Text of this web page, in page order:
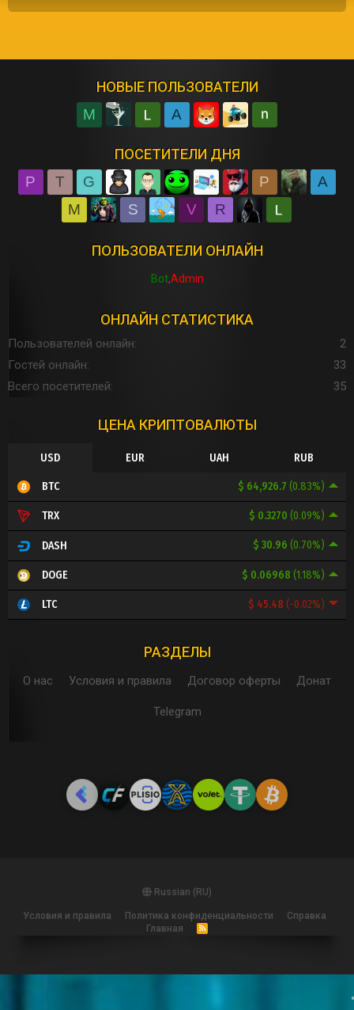
НОВЫЕ ПОЛЬЗОВАТЕЛИ
M A
ПОСЕТИТЕЛИ ДНЯ
P T G P
A
M
S V R
ПОЛЬЗОВАТЕЛИ ОНЛАЙН
Bot Admin
ОНЛАЙН СТАТИСТИКА
Пользователей онлайн
2
Гостей онлайн
33
Всего посетителей
35
ЦЕНА КРИПТОВАЛЮТЫ
USD EUR UAH RUB
$ 64,926.7 (0.83%)
BTC
$ 0.3270 (0.09%)
TRX
$ 30.96 (0.70%)
DASH
$ 0.06968 (1.18%)
DOGE
$ 45.48 (-0.02%)
LTC
РАЗДЕЛЫ
О нас Условия и правила Договор оферты Донат
Telegram
Russian (RU)
Условия и правила Политика конфиденциальности
Справка
Главная
R